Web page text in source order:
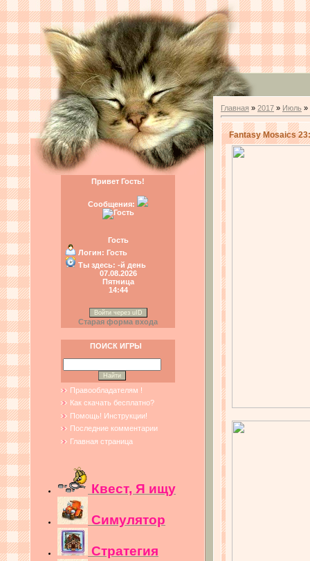
Привет Гость!
Сообщения:
Гость
Логин: Гость
Ты здесь: -й день
07.08.2026
Пятница
14:44
Войти через uID
Старая форма входа
ПОИСК ИГРЫ
Правообладателям !
Как скачать бесплатно?
Помощь! Инструкции!
Последние комментарии
Главная страница
Квест, Я ищу
Симулятор
Стратегия
Главная » 2017 » Июль »
Fantasy Mosaics